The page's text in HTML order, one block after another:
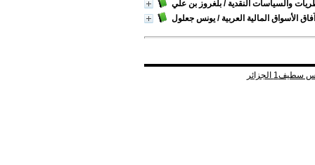
والسياسات النقدية / بلغروز بن علي
الأسواق المالية العربية / يونس جعلول